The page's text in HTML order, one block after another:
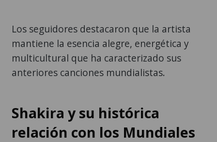
Los seguidores destacaron que la artista
mantiene la esencia alegre, energética y
multicultural que ha caracterizado sus
anteriores canciones mundialistas.
Shakira y su histórica
relación con los Mundiales